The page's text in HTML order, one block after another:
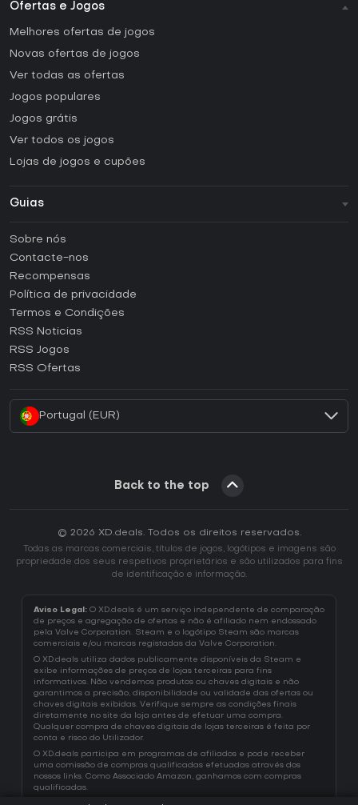
Ofertas e Jogos
Melhores ofertas de jogos
Novas ofertas de jogos
Ver todas as ofertas
Jogos populares
Jogos grátis
Ver todos os jogos
Lojas de jogos e cupões
Guias
Como ativar uma CD Key Steam?
Como ativar uma CD Key Epic Games?
Como ativar uma CD Key GOG?
Como ativar uma CD Key Ubisoft Connect?
Sobre nós
Contacte-nos
Recompensas
Política de privacidade
Termos e Condições
RSS Noticias
RSS Jogos
RSS Ofertas
Portugal (EUR)
Back to the top
© 2026 XD.deals. Todos os direitos reservados.
Todas as marcas comerciais, títulos de jogos, logótipos e imagens são
propriedade dos seus respetivos proprietários e são utilizados para fins
de identificação e informação.
Aviso Legal: O XD.deals é um serviço independente de comparação
de preços e agregação de ofertas e não é afiliado nem endossado
pela Valve Corporation. Steam e o logótipo Steam são marcas
comerciais e/ou marcas registadas da Valve Corporation.
O XD.deals utiliza dados publicamente disponíveis da Steam e
exibe informações de preços de lojas terceiras para fins
informativos. Não vendemos produtos ou chaves digitais e não
garantimos a precisão, disponibilidade ou validade das ofertas ou
chaves digitais exibidas. Verifique sempre as condições finais
diretamente no site da loja antes de efetuar uma compra.
Qualquer compra de chaves digitais de lojas terceiras é feita por
conta e risco do Utilizador.
O XD.deals participa em programas de afiliados e pode receber
uma comissão de compras qualificadas efetuadas através dos
nossos links. Como Associado Amazon, ganhamos com compras
qualificadas.